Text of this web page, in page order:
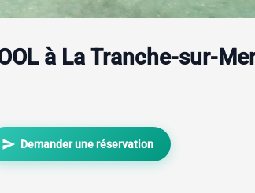
à La Tranche-sur-
send Demander une réservation